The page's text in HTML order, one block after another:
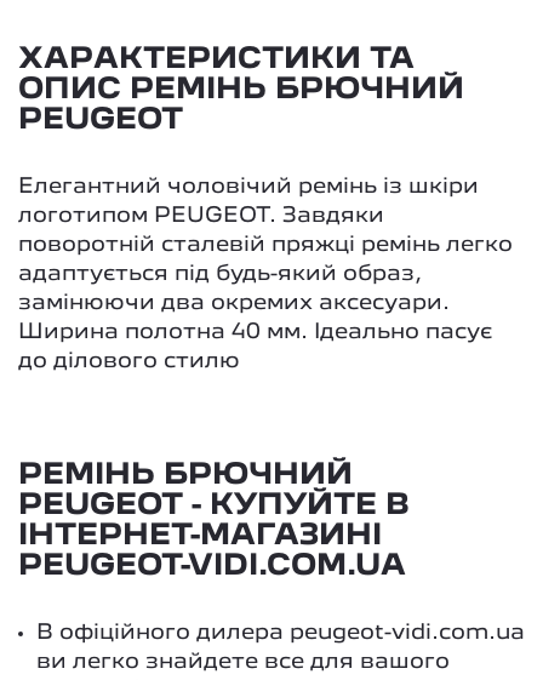
ХАРАКТЕРИСТИКИ ТА
ОПИС РЕМІНЬ БРЮЧНИЙ
PEUGEOT
Елегантний чоловічий ремінь із шкіри
логотипом PEUGEOT. Завдяки
поворотній сталевій пряжці ремінь легко
адаптується під будь-який образ,
замінюючи два окремих аксесуари.
Ширина полотна 40 мм. Ідеально пасує
до ділового стилю
РЕМІНЬ БРЮЧНИЙ
PEUGEOT - КУПУЙТЕ В
ІНТЕРНЕТ-МАГАЗИНІ
PEUGEOT-VIDI.COM.UA
В офіційного дилера peugeot-vidi.com.ua
ви легко знайдете все для вашого